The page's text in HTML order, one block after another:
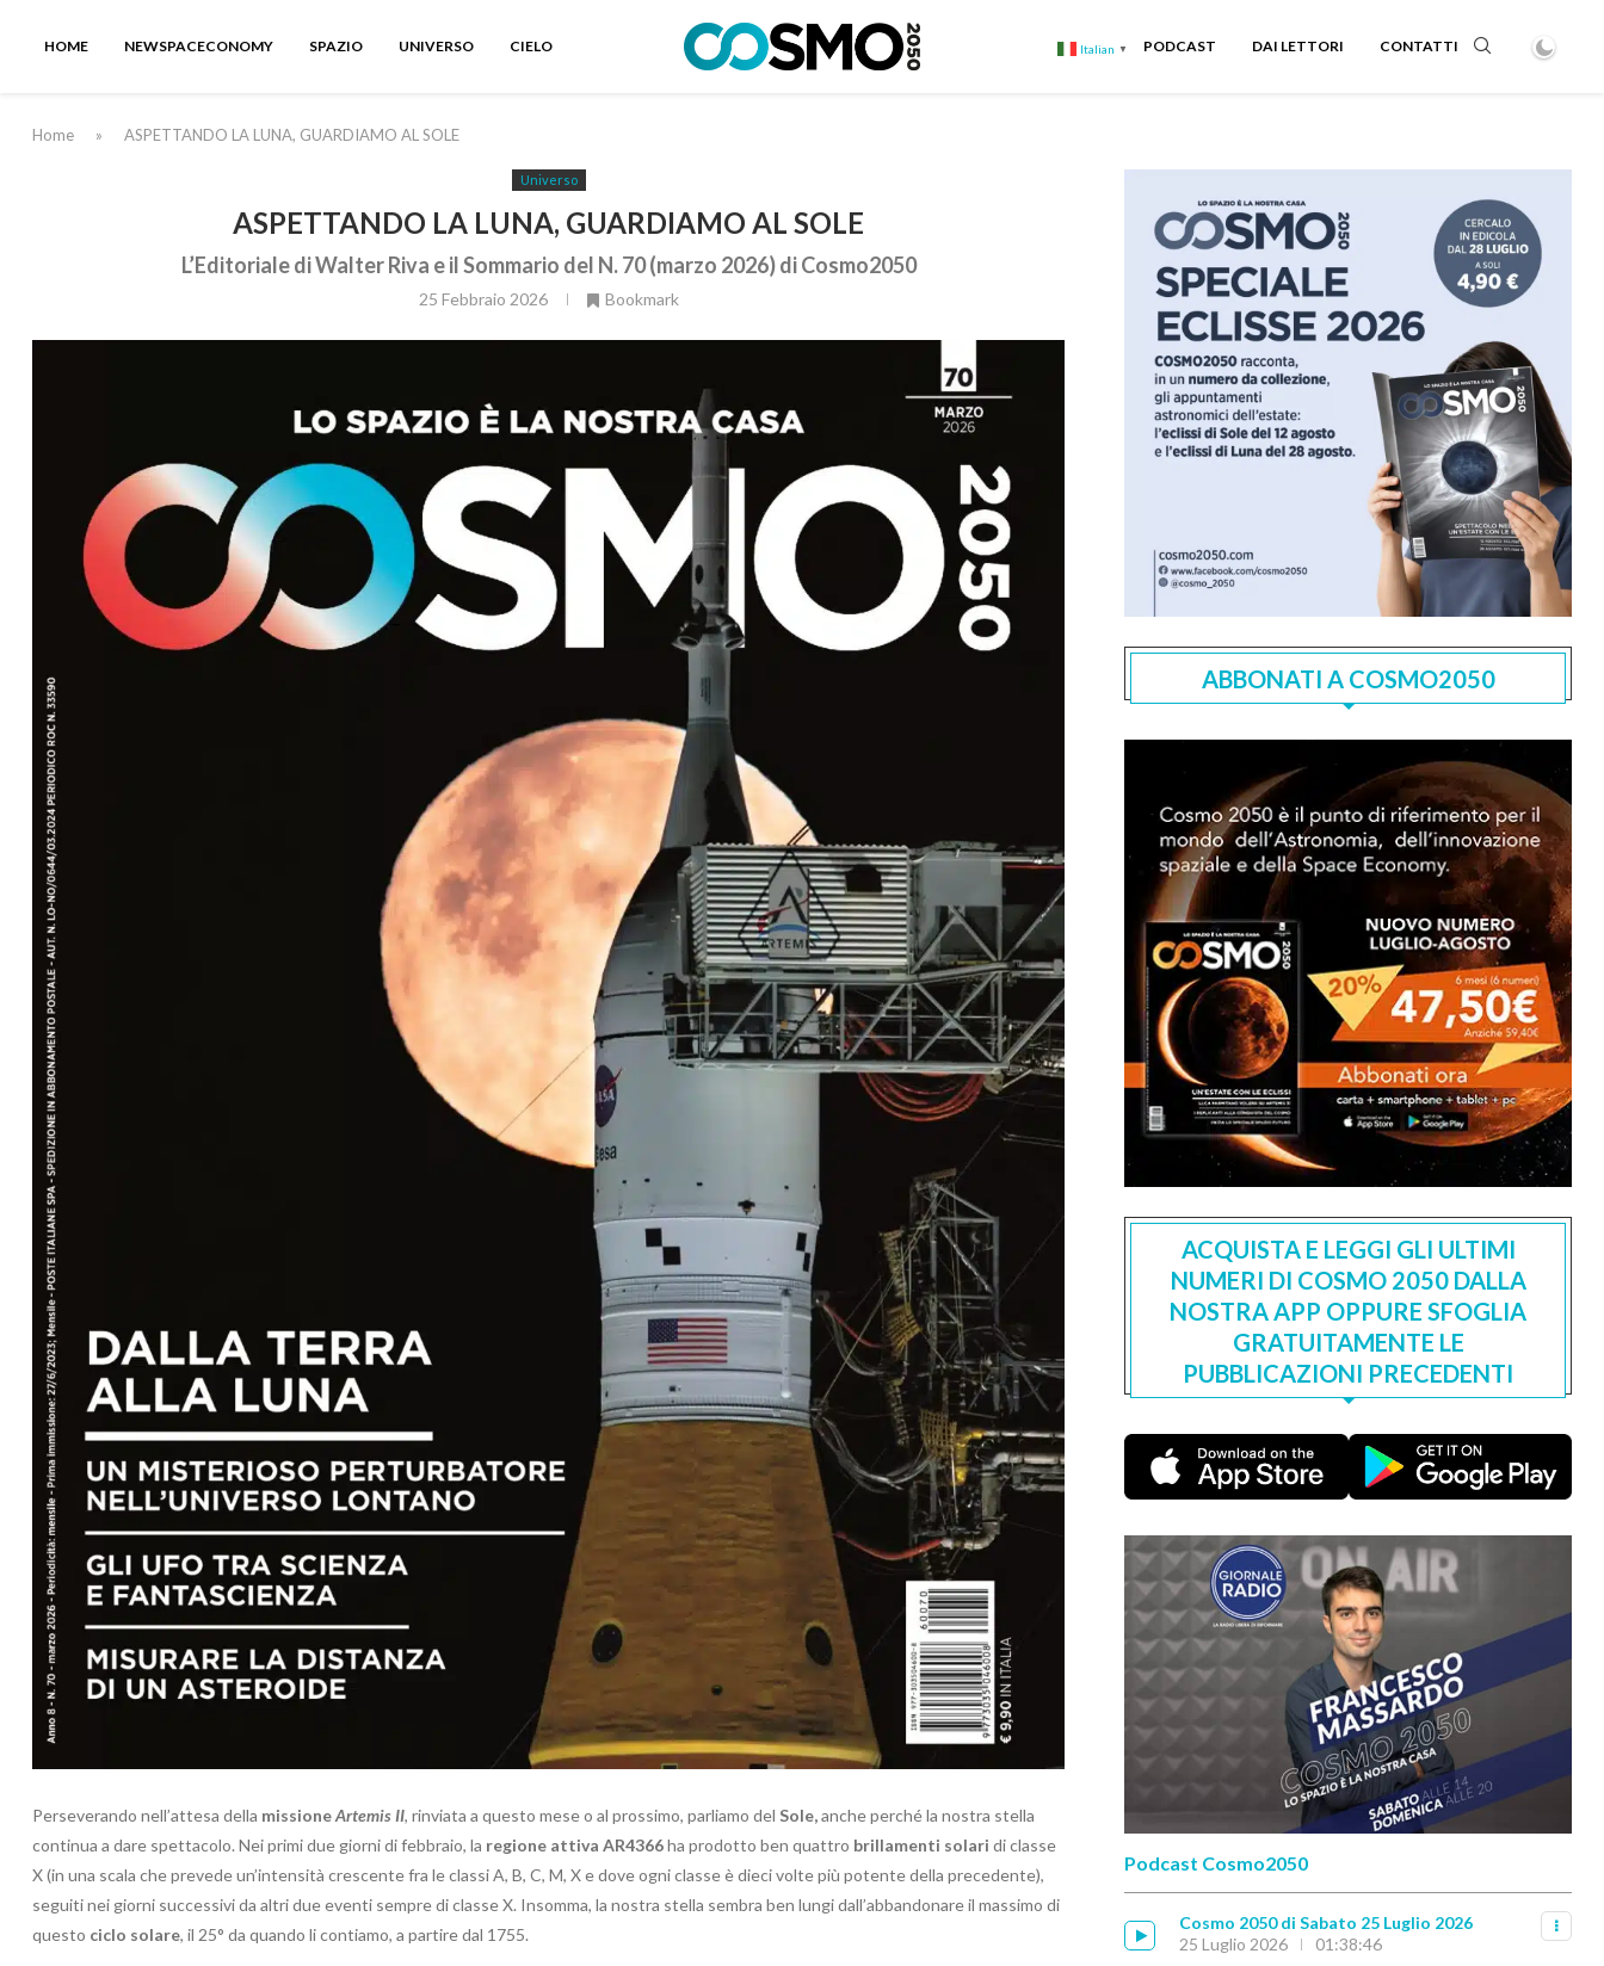
HOME NEWSPACECONOMY SPAZIO UNIVERSO CIELO Italian ▼ PODCAST DAI LETTORI CONTATTI
Home » ASPETTANDO LA LUNA, GUARDIAMO AL SOLE
Universo
ASPETTANDO LA LUNA, GUARDIAMO AL SOLE
L’Editoriale di Walter Riva e il Sommario del N. 70 (marzo 2026) di Cosmo2050
25 Febbraio 2026 Bookmark
Perseverando nell’attesa della missioneArtemis II, rinviata a questo mese o al prossimo, parliamo del Sole,anche perché la nostra stella
continua a dare spettacolo. Nei primi due giorni di febbraio, la regione attiva AR4366ha prodotto ben quattro brillamenti solari di classe
X (in una scala che prevede un’intensità crescente fra le classi A, B, C, M, X e dove ogni classe è dieci volte più potente della precedente),
seguiti nei giorni successivi da altri due eventi sempre di classe X. Insomma, la nostra stella sembra ben lungi dall’abbandonare il massimo di
questo ciclo solare, il 25° da quando li contiamo, a partire dal 1755.
ABBONATI A COSMO2050
ACQUISTA E LEGGI GLI ULTIMI
NUMERI DI COSMO 2050 DALLA
NOSTRA APP OPPURE SFOGLIA
GRATUITAMENTE LE
PUBBLICAZIONI PRECEDENTI
Podcast Cosmo2050
Cosmo 2050 di Sabato 25 Luglio 2026
25 Luglio 2026
01:38:46